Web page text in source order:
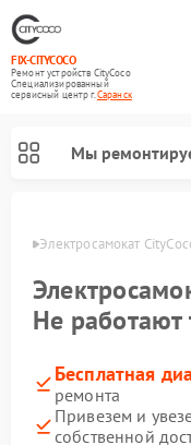
FIX-CITYCOCO
Ремонт устройств CityCoco
Специализированный
cервисный центр г.Саранск
Мы
Электросамокат
Не работают
Бесплатная
ремонта
Привезем и
собственной